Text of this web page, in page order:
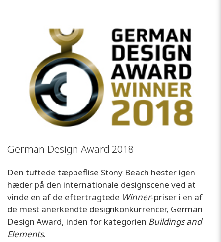
German Design Award 2018
Den tuftede tæppeflise Stony Beach høster igen
hæder på den internationale designscene ved at
vinde en af de eftertragtede Winner-priser i en af
de mest anerkendte designkonkurrencer, German
Design Award, inden for kategorien Buildings and
Elements.